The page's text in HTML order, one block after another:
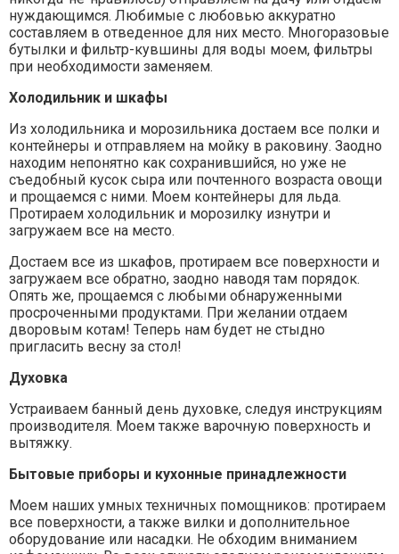
нуждающимся. Любимые с любовью аккуратно
составляем в отведенное для них место. Многоразовые
бутылки и фильтр-кувшины для воды моем, фильтры
при необходимости заменяем.
Холодильник и шкафы
Из холодильника и морозильника достаем все полки и
контейнеры и отправляем на мойку в раковину. Заодно
находим непонятно как сохранившийся, но уже не
съедобный кусок сыра или почтенного возраста овощи
и прощаемся с ними. Моем контейнеры для льда.
Протираем холодильник и морозилку изнутри и
загружаем все на место.
Достаем все из шкафов, протираем все поверхности и
загружаем все обратно, заодно наводя там порядок.
Опять же, прощаемся с любыми обнаруженными
просроченными продуктами. При желании отдаем
дворовым котам! Теперь нам будет не стыдно
пригласить весну за стол!
Духовка
Устраиваем банный день духовке, следуя инструкциям
производителя. Моем также варочную поверхность и
вытяжку.
Бытовые приборы и кухонные принадлежности
Моем наших умных техничных помощников: протираем
все поверхности, а также вилки и дополнительное
оборудование или насадки. Не обходим вниманием